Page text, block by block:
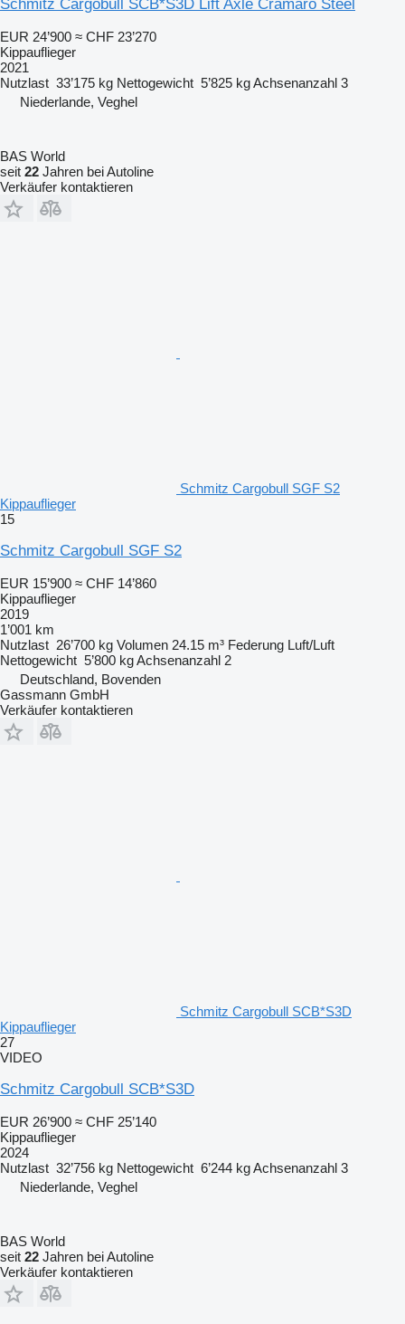
Schmitz Cargobull SCB*S3D Lift Axle Cramaro Steel
EUR 24’900 ≈ CHF 23’270
Kippauflieger
2021
Nutzlast 33’175 kg Nettogewicht 5’825 kgAchsenanzahl 3
Niederlande, Veghel
BAS World
seit 22 Jahren bei Autoline
Verkäufer kontaktieren
Schmitz Cargobull SGF S2
Kippauflieger
15
Schmitz Cargobull SGF S2
EUR 15’900 ≈ CHF 14’860
Kippauflieger
2019
1’001 km
Nutzlast 26’700 kg Volumen 24.15 m³ Federung Luft/Luft
Nettogewicht 5’800 kgAchsenanzahl 2
Deutschland, Bovenden
Gassmann GmbH
Verkäufer kontaktieren
Schmitz Cargobull SCB*S3D
Kippauflieger
27
VIDEO
Schmitz Cargobull SCB*S3D
EUR 26’900 ≈ CHF 25’140
Kippauflieger
2024
Nutzlast 32’756 kg Nettogewicht 6’244 kgAchsenanzahl 3
Niederlande, Veghel
BAS World
seit 22 Jahren bei Autoline
Verkäufer kontaktieren